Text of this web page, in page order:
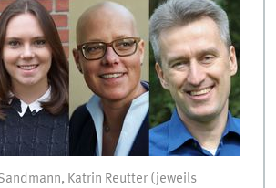
Katrin Reutter (jeweils